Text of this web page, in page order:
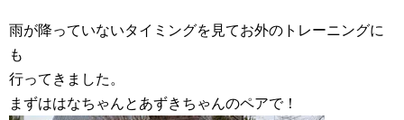
雨が降っていないタイミングを見てお外のトレーニングに
も
行ってきました。
まずははなちゃんとあずきちゃんのペアで！